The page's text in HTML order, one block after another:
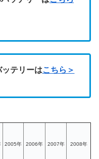
テリーはこちら＞
2005年 2006年 2007年 2008年